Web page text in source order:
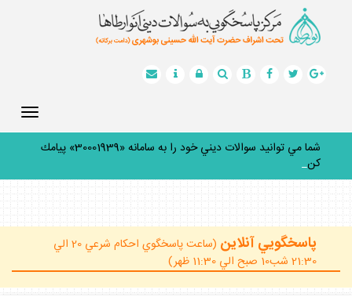
شما مي توانيد سوالات ديني خود را به سامانه «30001939» پيامك
كنيد.
پاسخگويي آنلاين
(ساعت پاسخگوي احكام شرعي 20 الي
21:30 شب10 صبح الي 11:30 ظهر)